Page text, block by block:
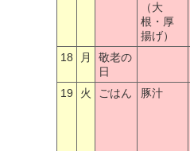
（大
根・厚
揚げ）
18
月
敬老の
日
19
火 ごはん 豚汁